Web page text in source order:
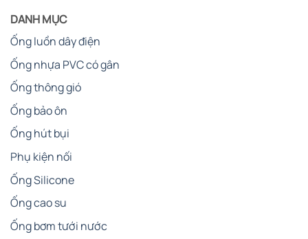
DANH MỤC
Ống luồn dây điện
Ống nhựa PVC có gân
Ống thông gió
Ống bảo ôn
Ống hút bụi
Phụ kiện nối
Ống Silicone
Ống cao su
Ống bơm tưới nước